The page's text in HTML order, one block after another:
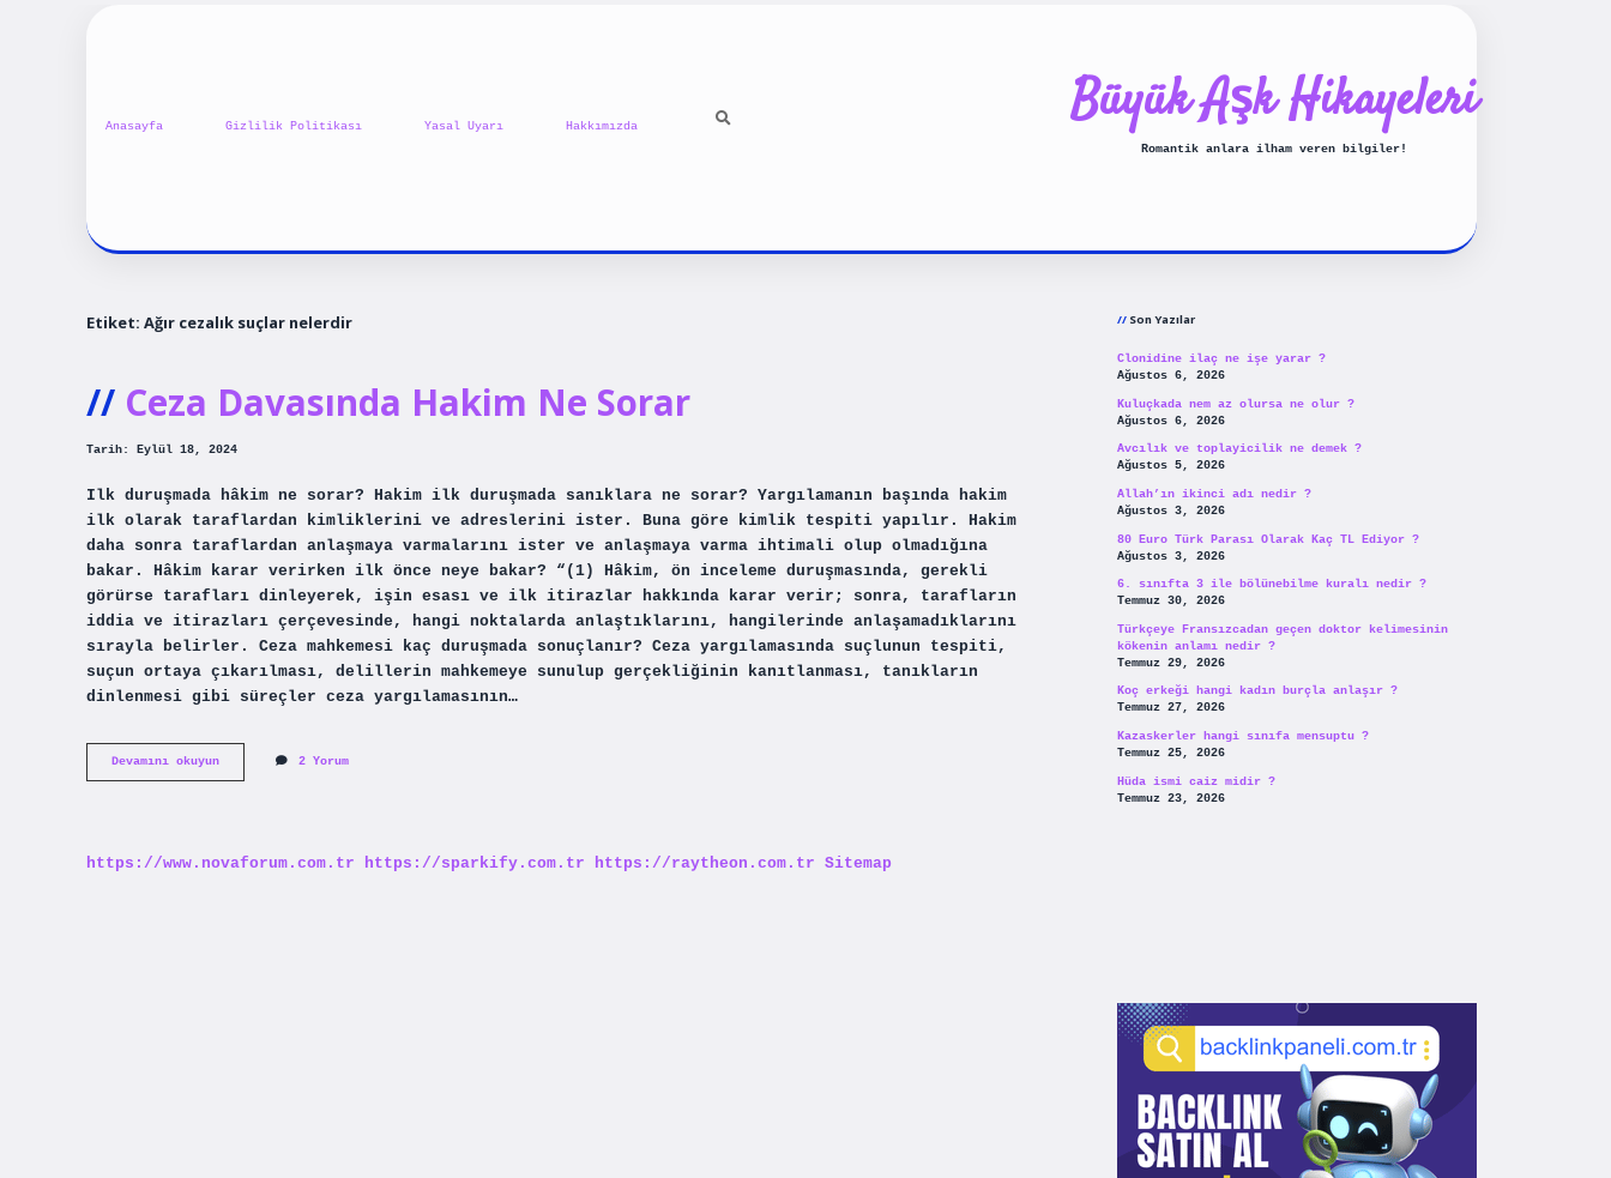
Anasayfa Gizlilik Politikası Yasal Uyarı Hakkımızda Büyük Aşk Hikayeleri
Romantik anlara ilham veren bilgiler!
Etiket: Ağır cezalık suçlar nelerdir
Ceza Davasında Hakim Ne Sorar
Tarih: Eylül 18, 2024
Ilk duruşmada hâkim ne sorar? Hakim ilk duruşmada sanıklara ne sorar? Yargılamanın başında hakim
ilk olarak taraflardan kimliklerini ve adreslerini ister. Buna göre kimlik tespiti yapılır. Hakim
daha sonra taraflardan anlaşmaya varmalarını ister ve anlaşmaya varma ihtimali olup olmadığına
bakar. Hâkim karar verirken ilk önce neye bakar? “(1) Hâkim, ön inceleme duruşmasında, gerekli
görürse tarafları dinleyerek, işin esası ve ilk itirazlar hakkında karar verir; sonra, tarafların
iddia ve itirazları çerçevesinde, hangi noktalarda anlaştıklarını, hangilerinde anlaşamadıklarını
sırayla belirler. Ceza mahkemesi kaç duruşmada sonuçlanır? Ceza yargılamasında suçlunun tespiti,
suçun ortaya çıkarılması, delillerin mahkemeye sunulup gerçekliğinin kanıtlanması, tanıkların
dinlenmesi gibi süreçler ceza yargılamasının…
Devamını okuyunCeza
Davasında
2 Yorum
https://www.novaforum.com.tr https://sparkify.com.tr https://raytheon.com.tr Sitemap
Son Yazılar
Clonidine ilaç ne işe yarar ?
Ağustos 6, 2026
Kuluçkada nem az olursa ne olur ?
Ağustos 6, 2026
Avcılık ve toplayicilik ne demek ?
Ağustos 5, 2026
Allah’ın ikinci adı nedir ?
Ağustos 3, 2026
80 Euro Türk Parası Olarak Kaç TL Ediyor ?
Ağustos 3, 2026
6. sınıfta 3 ile bölünebilme kuralı nedir ?
Temmuz 30, 2026
Türkçeye Fransızcadan geçen doktor kelimesinin
kökenin anlamı nedir ?
Temmuz 29, 2026
Koç erkeği hangi kadın burçla anlaşır ?
Temmuz 27, 2026
Kazaskerler hangi sınıfa mensuptu ?
Temmuz 25, 2026
Hüda ismi caiz midir ?
Temmuz 23, 2026